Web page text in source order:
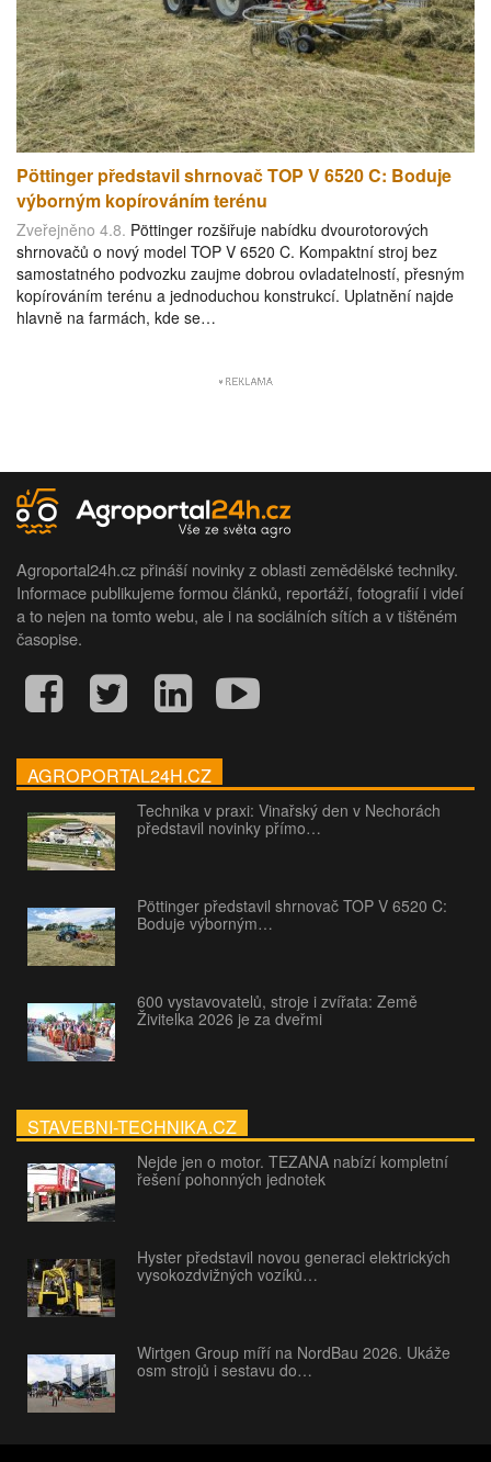
Pöttinger představil shrnovač TOP V 6520 C: Boduje
výborným kopírováním terénu
Zveřejněno 4.8. Pöttinger rozšiřuje nabídku dvourotorových
shrnovačů o nový model TOP V 6520 C. Kompaktní stroj bez
samostatného podvozku zaujme dobrou ovladatelností, přesným
kopírováním terénu a jednoduchou konstrukcí. Uplatnění najde
hlavně na farmách, kde se…
Agroportal24h.cz přináší novinky z oblasti zemědělské techniky.
Informace publikujeme formou článků, reportáží, fotografií i videí
a to nejen na tomto webu, ale i na sociálních sítích a v tištěném
časopise.
AGROPORTAL24H.CZ
Technika v praxi: Vinařský den v Nechorách
představil novinky přímo…
Pöttinger představil shrnovač TOP V 6520 C:
Boduje výborným…
600 vystavovatelů, stroje i zvířata: Země
Živitelka 2026 je za dveřmi
STAVEBNI-TECHNIKA.CZ
Nejde jen o motor. TEZANA nabízí kompletní
řešení pohonných jednotek
Hyster představil novou generaci elektrických
vysokozdvižných vozíků…
Wirtgen Group míří na NordBau 2026. Ukáže
osm strojů i sestavu do…